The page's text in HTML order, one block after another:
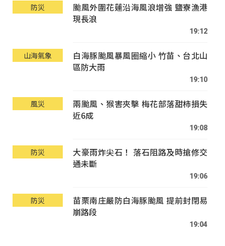
防災
颱風外圍花蓮沿海風浪增強 鹽寮漁港
現長浪
19:12
山海氣象
白海豚颱風暴風圈縮小 竹苗、台北山
區防大雨
19:10
風災
兩颱風、猴害夾擊 梅花部落甜柿損失
近6成
19:08
防災
大豪雨炸尖石！ 落石阻路及時搶修交
通未斷
19:06
防災
苗栗南庄嚴防白海豚颱風 提前封閉易
崩路段
19:04